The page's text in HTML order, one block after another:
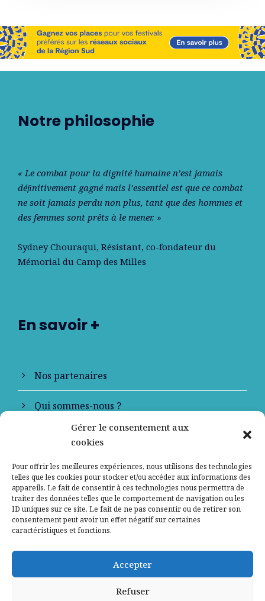
Gérer le consentement aux
cookies
Pour offrir les meilleures expériences, nous utilisons des technologies
telles que les cookies pour stocker et/ou accéder aux informations des
appareils. Le fait de consentir à ces technologies nous permettra de
traiter des données telles que le comportement de navigation ou les
ID uniques sur ce site. Le fait de ne pas consentir ou de retirer son
consentement peut avoir un effet négatif sur certaines
caractéristiques et fonctions.
Accepter
Refuser
Notre philosophie
« Le combat pour la dignité humaine n’est jamais
déﬁnitivement gagné mais l’essentiel est que ce combat
ne soit jamais perdu non plus, tant que des hommes et
des femmes sont prêts à le mener. »
Sydney Chouraqui, Résistant, co-fondateur du
Mémorial du Camp des Milles
En savoir +
Nos partenaires
Qui sommes-nous ?
Contactez-nous
Mentions légales
Politique de confidentialité